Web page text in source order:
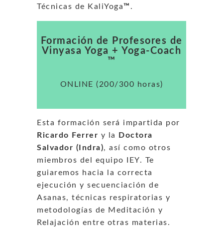
Técnicas de KaliYoga™ .
Formación de Profesores de
Vinyasa Yoga + Yoga-Coach
™
ONLINE (200/300 horas)
Esta formación será impartida por
Ricardo Ferrer y la Doctora
Salvador (Indra), así como otros
miembros del equipo IEY. Te
guiaremos hacia la correcta
ejecución y secuenciación de
Asanas, técnicas respiratorias y
metodologías de Meditación y
Relajación entre otras materias.